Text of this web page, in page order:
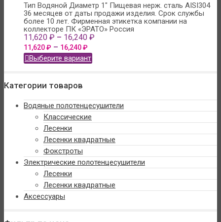
Тип Водяной Диаметр 1" Пищевая нерж. сталь AISI304
36 месяцев от даты продажи изделия. Срок службы
более 10 лет. Фирменная этикетка компании на
коллекторе ПК «ЭРАТО» Россия
11,620 ₽ – 16,240 ₽
11,620₽ – 16,240₽
Выберите вариант
Категории товаров
Водяные полотенцесушители
Классические
Лесенки
Лесенки квадратные
Фокстроты
Электрические полотенцесушители
Лесенки
Лесенки квадратные
Аксессуары